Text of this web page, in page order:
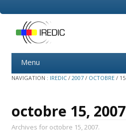
Menu
content
NAVIGATION : IREDIC / 2007 / OCTOBRE / 15
octobre 15, 2007
Archives for octobre 15, 2007.